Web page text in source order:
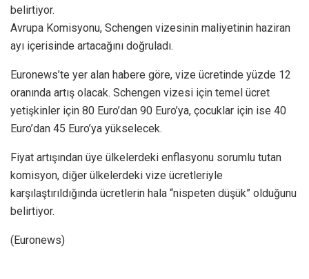
belirtiyor.
Avrupa Komisyonu, Schengen vizesinin maliyetinin haziran
ayı içerisinde artacağını doğruladı.
Euronews’te yer alan habere göre, vize ücretinde yüzde 12
oranında artış olacak. Schengen vizesi için temel ücret
yetişkinler için 80 Euro’dan 90 Euro’ya, çocuklar için ise 40
Euro’dan 45 Euro’ya yükselecek.
Fiyat artışından üye ülkelerdeki enflasyonu sorumlu tutan
komisyon, diğer ülkelerdeki vize ücretleriyle
karşılaştırıldığında ücretlerin hala “nispeten düşük” olduğunu
belirtiyor.
(Euronews)